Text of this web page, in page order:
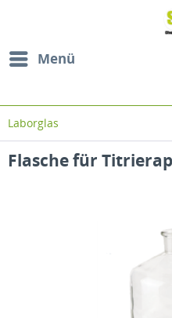
Menü
Laborglas
Flasche für